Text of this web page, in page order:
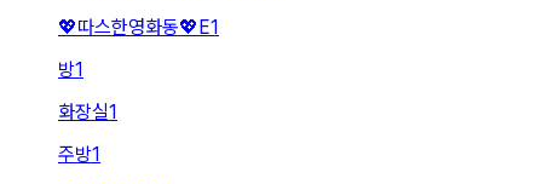
💖따스한영화동💖E1
방1
화장실1
주방1